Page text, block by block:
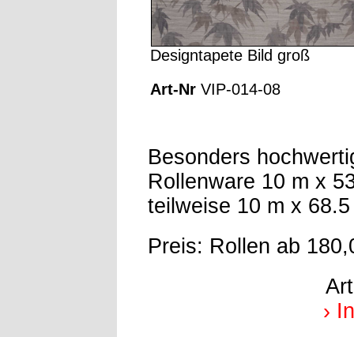
Designtapete Bild groß
Art-Nr VIP-014-08
Besonders
Rollenware 10 m x
teilweise 10 m x
Preis: Rollen ab
›